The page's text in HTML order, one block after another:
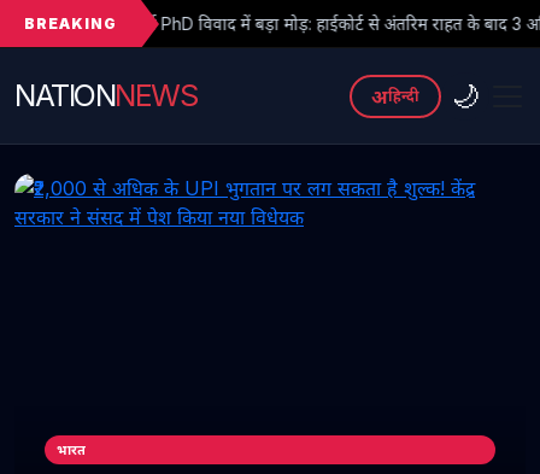
BREAKING
विवाद में बड़ा मोड़: हाईकोर्ट से अंतरिम राहत के बाद 3 असिस्टेंट प्रोफेसरों ने फिर
NATIONNEWS अहिन्दी 🌙
भारत